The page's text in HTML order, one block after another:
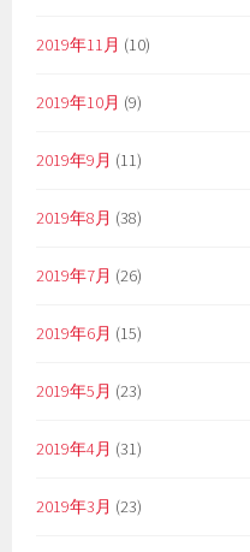
2019年11月 (10)
2019年10月 (9)
2019年9月 (11)
2019年8月 (38)
2019年7月 (26)
2019年6月 (15)
2019年5月 (23)
2019年4月 (31)
2019年3月 (23)